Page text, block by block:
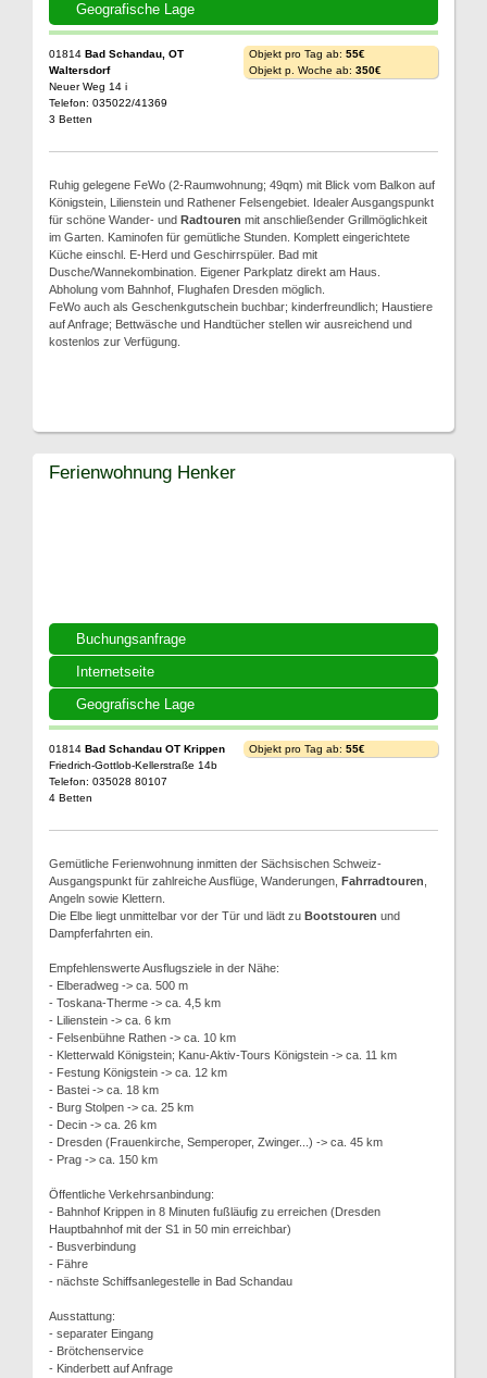
Geografische Lage
01814 Bad Schandau, OT
Waltersdorf
Neuer Weg 14 i
Telefon: 035022/41369
3 Betten
Objekt pro Tag ab: 55€
Objekt p. Woche ab: 350€
Ruhig gelegene FeWo (2-Raumwohnung; 49qm) mit Blick vom Balkon auf
Königstein, Lilienstein und Rathener Felsengebiet. Idealer Ausgangspunkt
für schöne Wander- und Radtouren mit anschließender Grillmöglichkeit
im Garten. Kaminofen für gemütliche Stunden. Komplett eingerichtete
Küche einschl. E-Herd und Geschirrspüler. Bad mit
Dusche/Wannekombination. Eigener Parkplatz direkt am Haus.
Abholung vom Bahnhof, Flughafen Dresden möglich.
FeWo auch als Geschenkgutschein buchbar; kinderfreundlich; Haustiere
auf Anfrage; Bettwäsche und Handtücher stellen wir ausreichend und
kostenlos zur Verfügung.
Buchungsanfrage
Internetseite
Geografische Lage
Ferienwohnung Henker
01814 Bad Schandau OT Krippen
Friedrich-Gottlob-Kellerstraße 14b
Telefon: 035028 80107
4 Betten
Objekt pro Tag ab: 55€
Gemütliche Ferienwohnung inmitten der Sächsischen Schweiz-
Ausgangspunkt für zahlreiche Ausflüge, Wanderungen, Fahrradtouren
Angeln sowie Klettern.
Die Elbe liegt unmittelbar vor der Tür und lädt zu Bootstouren und
Dampferfahrten ein.
Empfehlenswerte Ausflugsziele in der Nähe:
- Elberadweg -> ca. 500 m
- Toskana-Therme -> ca. 4,5 km
- Lilienstein -> ca. 6 km
- Felsenbühne Rathen -> ca. 10 km
- Kletterwald Königstein; Kanu-Aktiv-Tours Königstein -> ca. 11 km
- Festung Königstein -> ca. 12 km
- Bastei -> ca. 18 km
- Burg Stolpen -> ca. 25 km
- Decin -> ca. 26 km
- Dresden (Frauenkirche, Semperoper, Zwinger...) -> ca. 45 km
- Prag -> ca. 150 km
Öffentliche Verkehrsanbindung:
- Bahnhof Krippen in 8 Minuten fußläufig zu erreichen (Dresden
Hauptbahnhof mit der S1 in 50 min erreichbar)
- Busverbindung
- Fähre
- nächste Schiffsanlegestelle in Bad Schandau
Ausstattung:
- separater Eingang
- Brötchenservice
- Kinderbett auf Anfrage